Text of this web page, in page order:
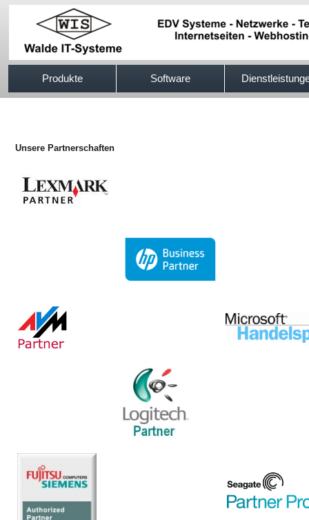
Produkte Software
Unsere Partnerschaften